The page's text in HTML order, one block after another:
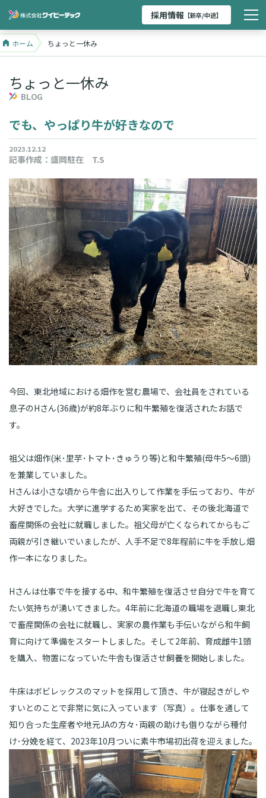
採用情報 【新卒/中途】
ホーム ちょっと一休み
ちょっと一休み
BLOG
でも、やっぱり牛が好きなので
2023.12.12
記事作成： 盛岡駐在 T.S
今回、東北地域における畑作を営む農場で、会社員をされている
息子のHさん(36歳)が約8年ぶりに和牛繁殖を復活されたお話で
す。
祖父は畑作(米･里芋･トマト･きゅうり等)と和牛繁殖(母牛5～6頭)
を兼業していました。
Hさんは小さな頃から牛舎に出入りして作業を手伝っており、牛が
大好きでした。大学に進学するため実家を出て、その後北海道で
畜産関係の会社に就職しました。祖父母が亡くなられてからもご
両親が引き継いでいましたが、人手不足で8年程前に牛を手放し畑
作一本になりました。
Hさんは仕事で牛を接する中、和牛繁殖を復活させ自分で牛を育て
たい気持ちが湧いてきました。4年前に北海道の職場を退職し東北
で畜産関係の会社に就職し、実家の農作業も手伝いながら和牛飼
育に向けて準備をスタートしました。そして2年前、育成雌牛1頭
を購入、物置になっていた牛舎も復活させ飼養を開始しました。
牛床はボビレックスのマットを採用して頂き、牛が寝起きがしや
すいとのことで非常に気に入っています（写真）。仕事を通して
知り合った生産者や地元JAの方々･両親の助けも借りながら種付
け･分娩を経て、2023年10月ついに素牛市場初出荷を迎えました。